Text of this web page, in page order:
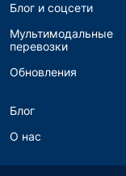
Блог и соцсети
Мультимодальные
перевозки
Обновления
Блог
О нас